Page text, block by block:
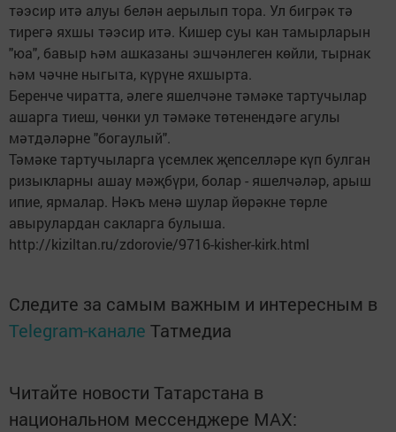
тәэсир итә алуы белән аерылып тора. Ул бигрәк тә
тирегә яхшы тәэсир итә. Кишер суы кан тамырларын
"юа", бавыр һәм ашказаны эшчәнлеген көйли, тырнак
һәм чәчне ныгыта, күрүне яхшырта.
Беренче чиратта, әлеге яшелчәне тәмәке тартучылар
ашарга тиеш, чөнки ул тәмәке төтенендәге агулы
мәтдәләрне "богаулый".
Тәмәке тартучыларга үсемлек җепселләре күп булган
ризыкларны ашау мәҗбүри, болар - яшелчәләр, арыш
ипие, ярмалар. Нәкъ менә шулар йөрәкне төрле
авырулардан сакларга булыша.
http://kiziltan.ru/zdorovie/9716-kisher-kirk.html
Следите за самым важным и интересным в
Telegram-канале Татмедиа
Читайте новости Татарстана в
национальном мессенджере MАХ: